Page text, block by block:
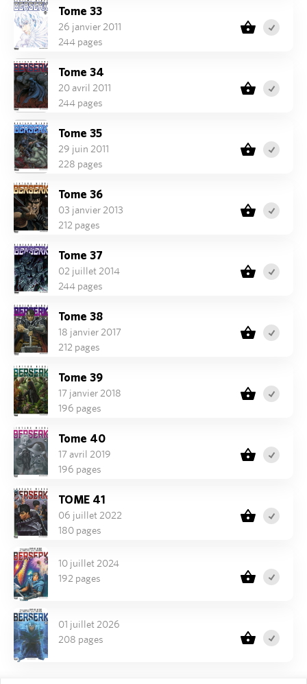
Tome 33
26 janvier 2011
244 pages
Tome 34
20 avril 2011
244 pages
Tome 35
29 juin 2011
228 pages
Tome 36
03 janvier 2013
212 pages
Tome 37
02 juillet 2014
244 pages
Tome 38
18 janvier 2017
212 pages
Tome 39
17 janvier 2018
196 pages
Tome 40
17 avril 2019
196 pages
TOME 41
06 juillet 2022
180 pages
10 juillet 2024
192 pages
01 juillet 2026
208 pages